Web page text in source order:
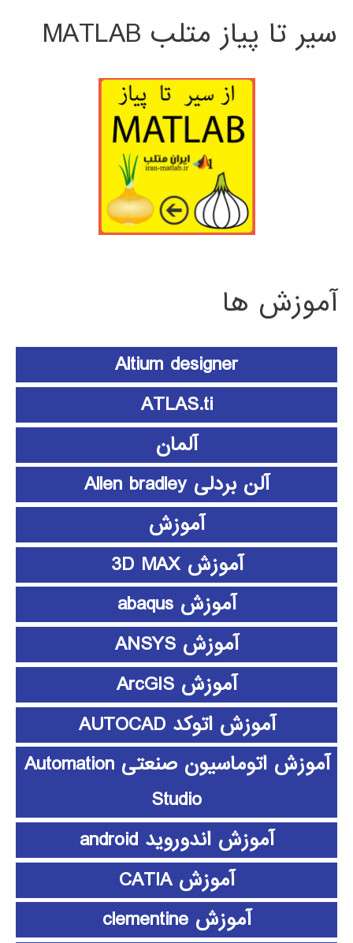
سیر تا پیاز متلب MATLAB
آموزش ها
Altium designer
ATLAS.ti
آلمان
آلن بردلی Allen bradley
آموزش
آموزش 3D MAX
آموزش abaqus
آموزش ANSYS
آموزش ArcGIS
آموزش اتوکد AUTOCAD
آموزش اتوماسیون صنعتی Automation
Studio
آموزش اندوروید android
آموزش CATIA
آموزش clementine